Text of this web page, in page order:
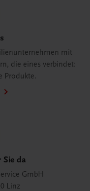
mit
die eines verbindet:
Produkte.
da
GmbH
Linz